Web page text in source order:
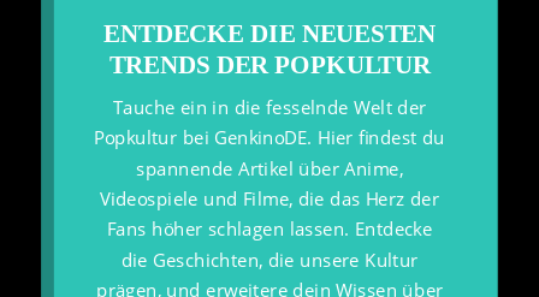
ENTDECKE DIE NEUESTEN
TRENDS DER POPKULTUR
Tauche ein in die fesselnde Welt der
Popkultur bei GenkinoDE. Hier findest du
spannende Artikel über Anime,
Videospiele und Filme, die das Herz der
Fans höher schlagen lassen. Entdecke
die Geschichten, die unsere Kultur
prägen, und erweitere dein Wissen über